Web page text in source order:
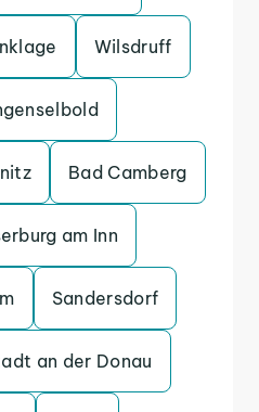
Wilsdruff
Bad Camberg
am Inn
Sandersdorf
an der Donau